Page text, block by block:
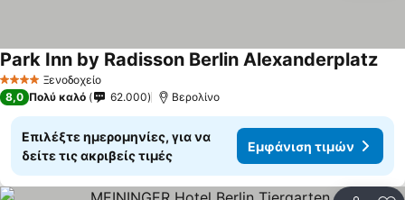
4 ΑστέριαΞενοδοχείο
Park Inn by Radisson Berlin Alexanderplatz
8,0 Πολύ καλό 62.000 Βερολίνο
Επιλέξτε ημερομηνίες, για να
δείτε τις ακριβείς τιμές
Εμφάνιση τιμών